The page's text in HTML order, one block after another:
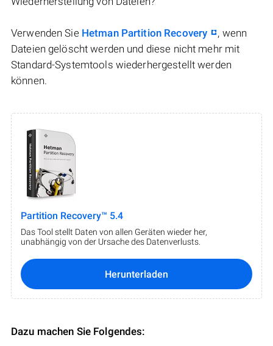
Verwenden Sie Hetman Partition Recovery
, wenn
Dateien gelöscht werden und diese nicht mehr mit
Standard-Systemtools wiederhergestellt werden
können.
Partition Recovery™ 5.4
Das Tool stellt Daten von allen Geräten wieder her,
unabhängig von der Ursache des Datenverlusts.
Herunterladen
Dazu machen Sie Folgendes: